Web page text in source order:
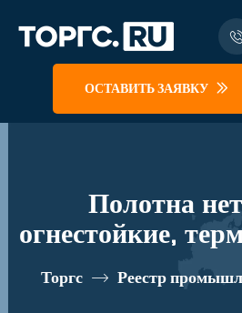
ОСТАВИТЬ ЗАЯВКУ
Полотна
огнестойкие,
химических
вложением
Торгс Реестр